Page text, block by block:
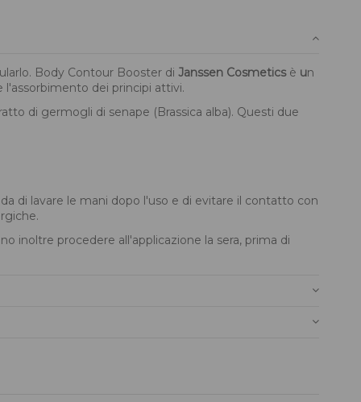
Body Contour Booster di Janssen Cosmetics è un
dei principi attivi.
di germogli di senape (Brassica alba). Questi due
di lavare le mani dopo l'uso e di evitare il contatto con
inoltre procedere all'applicazione la sera, prima di